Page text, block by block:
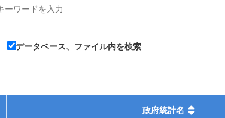
データベース、ファイル内を検索
政府統計名